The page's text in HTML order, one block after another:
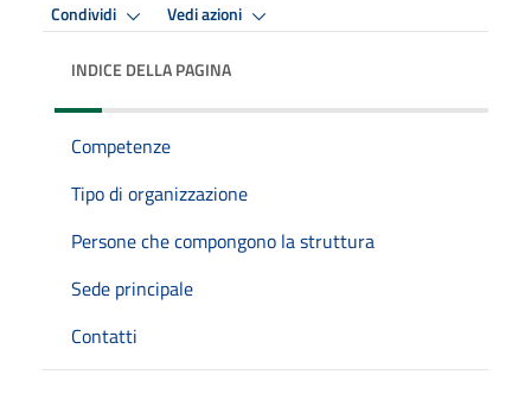
Condividi Vedi azioni
INDICE DELLA PAGINA
Competenze
Tipo di organizzazione
Persone che compongono la struttura
Sede principale
Contatti